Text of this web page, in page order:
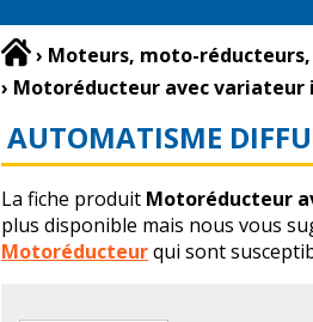
› Moteurs, moto-
› Motoréducteur avec variateur
AUTOMATISME
La fiche produit Motoréducteur
plus disponible mais nous vous
Motoréducteurqui sont